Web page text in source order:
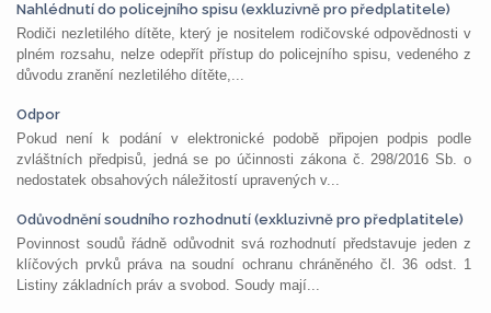
Nahlédnutí do policejního spisu (exkluzivně pro předplatitele)
Rodiči nezletilého dítěte, který je nositelem rodičovské odpovědnosti v
plném rozsahu, nelze odepřít přístup do policejního spisu, vedeného z
důvodu zranění nezletilého dítěte,...
Odpor
Pokud není k podání v elektronické podobě připojen podpis podle
zvláštních předpisů, jedná se po účinnosti zákona č. 298/2016 Sb. o
nedostatek obsahových náležitostí upravených v...
Odůvodnění soudního rozhodnutí (exkluzivně pro předplatitele)
Povinnost soudů řádně odůvodnit svá rozhodnutí představuje jeden z
klíčových prvků práva na soudní ochranu chráněného čl. 36 odst. 1
Listiny základních práv a svobod. Soudy mají...